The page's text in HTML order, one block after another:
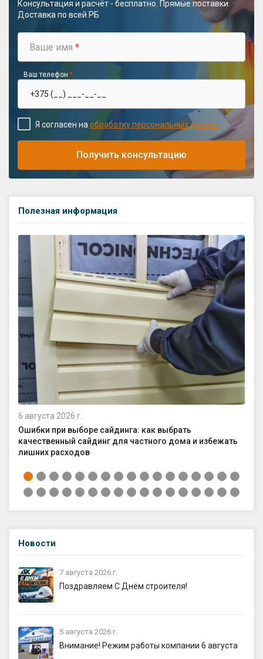
Новости
7 августа 2026 г.
Поздравляем С Днём строителя!
5 августа 2026 г.
Внимание! Режим работы компании 6 августа
Консультация и расчёт - бесплатно. Прямые поставки.
Доставка по всей РБ
Ваше имя *
Ваш телефон *
Получить консультацию
Я согласен наобработку персональных данных
Полезная информация
6 августа 2026 г.
Ошибки при выборе сайдинга: как выбрать
качественный сайдинг для частного дома и избежать
лишних расходов